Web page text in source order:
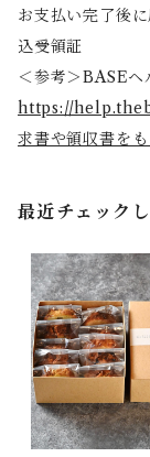
お支払い完了後
込受領証
＜参考＞BASEヘ
https://
求書や領収書を
最近チェック